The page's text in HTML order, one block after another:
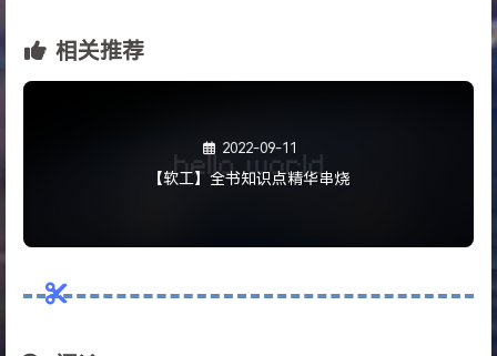
相关推荐
2022-09-11
【软工】全书知识点精华串烧